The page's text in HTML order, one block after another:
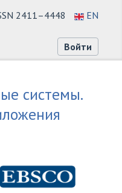
2411–4448 EN
Войти
системы.